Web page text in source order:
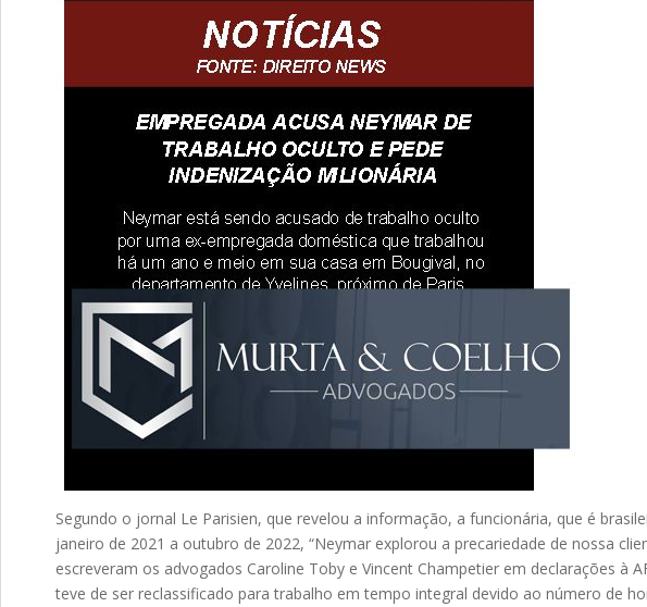
Segundo o jornal Le Parisien, que revelou a informação, a funcionária, que é
janeiro de 2021 a outubro de 2022, “Neymar explorou a precariedade de nossa
escreveram os advogados Caroline Toby e Vincent Champetier em declarações
teve de ser reclassificado para trabalho em tempo integral devido ao número de